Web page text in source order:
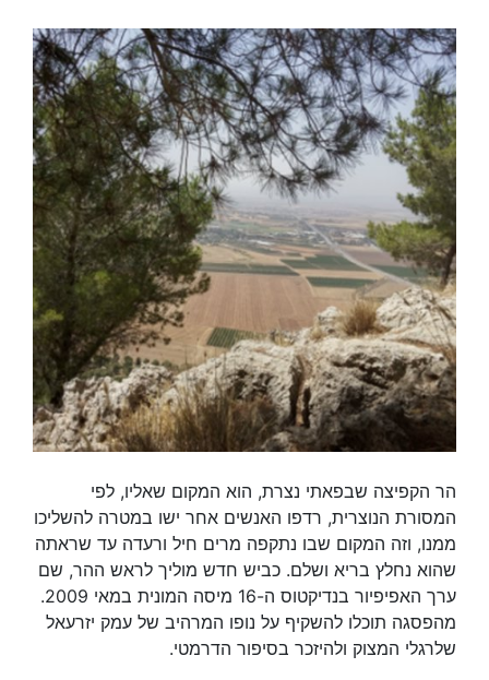
הר הקפיצה שבפאתי נצרת, הוא המקום שאליו, לפי
המסורת הנוצרית, רדפו האנשים אחר ישו במטרה להשליכו
ממנו, וזה המקום שבו נתקפה מרים חיל ורעדה עד שראתה
שהוא נחלץ בריא ושלם. כביש חדש מוליך לראש ההר, שם
ערך האפיפיור בנדיקטוס ה-16 מיסה המונית במאי 2009.
מהפסגה תוכלו להשקיף על נופו המרהיב של עמק יזרעאל
שלרגלי המצוק ולהיזכר בסיפור הדרמטי.